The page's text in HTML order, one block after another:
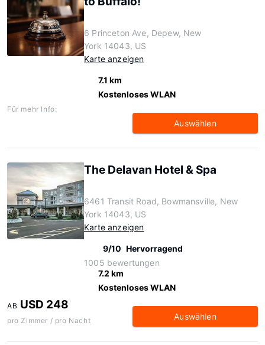
6 Princeton Ave, Depew, New
York 14043, US
Karte anzeigen
7.1 km
Kostenloses WLAN
Für mehr Info:
Auswählen
The Delavan Hotel & Spa
6461 Transit Road, Bowmansville, New
York 14043, US
Karte anzeigen
9/10 Hervorragend
1005 bewertungen
7.2 km
Kostenloses WLAN
AB USD 248
pro Zimmer / pro Nacht Auswählen